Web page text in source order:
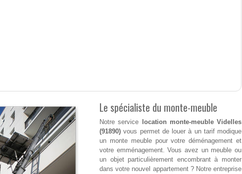
Le spécialiste du monte-meuble
Notre service
location monte-meuble Videlles
(91890) vous permet de louer à un tarif modique
un monte meuble pour votre déménagement et
votre emménagement. Vous avez un meuble ou
un objet particulièrement encombrant à monter
dans votre nouvel appartement ? Notre entreprise